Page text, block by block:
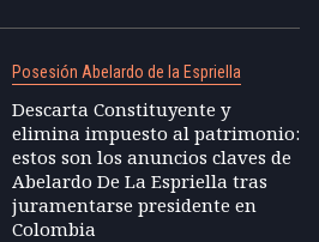
Posesión Abelardo de la Espriella
Descarta Constituyente y
elimina impuesto al patrimonio:
estos son los anuncios claves de
Abelardo De La Espriella tras
juramentarse presidente en
Colombia